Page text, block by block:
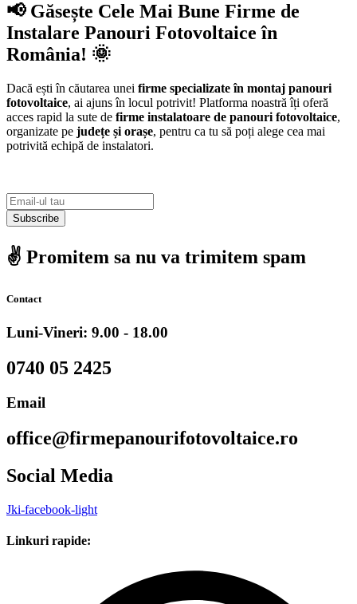
📢 Găsește Cele Mai Bune Firme de
Instalare Panouri Fotovoltaice în
România! 🌞
Dacă ești în căutarea unei firme specializate în montaj panouri
fotovoltaice, ai ajuns în locul potrivit! Platforma noastră îți oferă
acces rapid la sute de firme instalatoare de panouri fotovoltaice,
organizate pe județe și orașe, pentru ca tu să poți alege cea mai
potrivită echipă de instalatori.
Subscribe
✌️ Promitem sa nu va trimitem spam
Contact
Luni-Vineri: 9.00 - 18.00
0740 05 2425
Email
office@firmepanourifotovoltaice.ro
Social Media
Jki-facebook-light
Linkuri rapide: